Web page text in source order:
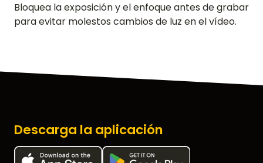
Bloquea la exposición y el enfoque antes de grabar
para evitar molestos cambios de luz en el vídeo.
Descarga la aplicación